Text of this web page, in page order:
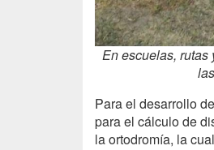
En escuelas, rutas
Para el desarrollo
para el cálculo de
la ortodromía, la